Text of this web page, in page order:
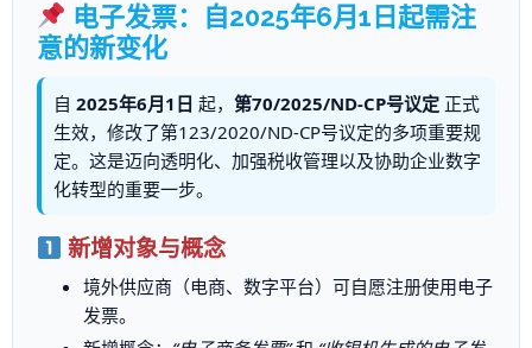
电子发票：自2025年6月1日起需注
意的新变化
自 2025年6月1日 起， 第70/2025/ND-CP号议定正式
生效，修改了第123/2020/ND-CP号议定的多项重要规
定。这是迈向透明化、加强税收管理以及协助企业数字
化转型的重要一步。
新增对象与概念
境外供应商（电商、数字平台）可自愿注册使用电子
发票。